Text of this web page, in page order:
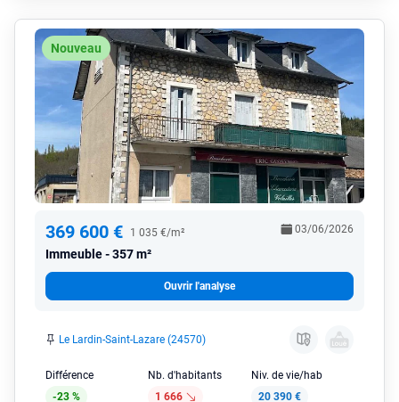
Nouveau
369 600 € 1 035 €/m²
Immeuble 357 m²
03/06/2026
Ouvrir l'analyse
Le Lardin-Saint-Lazare (24570)
Différence
-23 %
Nb. d'habitants
1 666
Niv. de vie/hab
20 390 €